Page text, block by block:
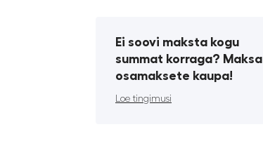
Ei soovi maksta kogu
summat korraga? Maksa
osamaksete kaupa!
Loe tingimusi